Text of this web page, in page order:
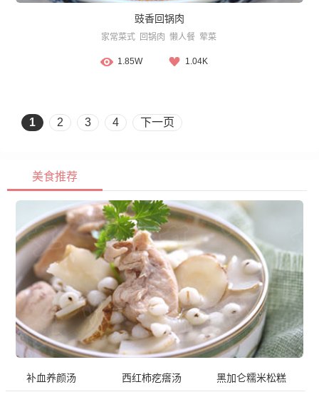
豉香回锅肉
家常菜式 回锅肉 懒人餐 荤菜
1.85W 1.04K
1 2 3 4 下一页
美食推荐
补血养颜汤 西红柿疙瘩汤 黑加仑糯米松糕